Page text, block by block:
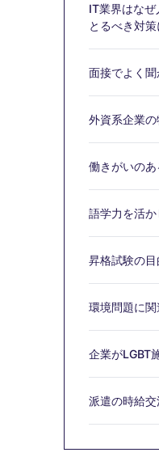
IT業界はな
とるべき対
面接でよく
外資系企業
働きがいの
語学力を活
昇格試験の
環境問題に
企業がLGBT
派遣の時給